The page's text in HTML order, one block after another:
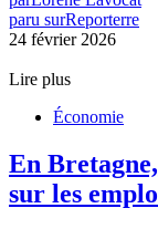
paru surReporterre
24 février 2026
Lire plus
Économie
En
sur les